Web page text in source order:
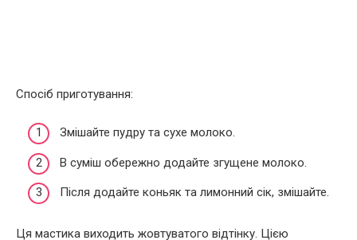
Спосіб приготування:
Змішайте пудру та сухе молоко.
В суміш обережно додайте згущене молоко.
Після додайте коньяк та лимонний сік, змішайте.
Ця мастика виходить жовтуватого відтінку. Цією